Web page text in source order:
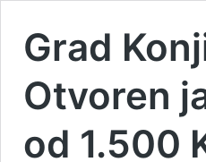
Grad
Otvoren
od 1.500